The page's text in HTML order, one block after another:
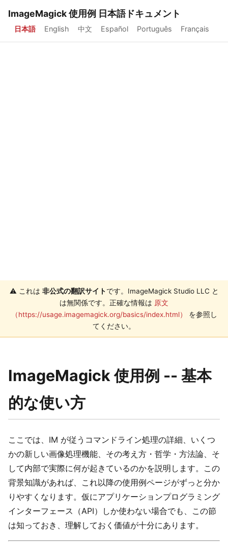
ImageMagick 使用例 日本語ドキュメント
日本語 English 中文 Español Português Français
⚠️ これは 非公式の翻訳サイトです。ImageMagick Studio LLC と
は無関係です。正確な情報は 原文
（https://usage.imagemagick.org/basics/index.html）
を参照し
てください。
ImageMagick 使用例 -- 基本
的な使い方
ここでは、IM が従うコマンドライン処理の詳細、いくつ
かの新しい画像処理機能、その考え方・哲学・方法論、そ
して内部で実際に何が起きているのかを説明します。この
背景知識があれば、これ以降の使用例ページがずっと分か
りやすくなります。仮にアプリケーションプログラミング
インターフェース（API）しか使わない場合でも、この節
は知っておき、理解しておく価値が十分にあります。